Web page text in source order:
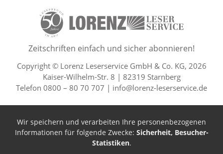
Leserservice
50 Lesefreude im Abo Jahre
Zeitschriften einfach und sicher abonnieren!
Copyright © Lorenz Leserservice GmbH & Co. KG, 2026
Kaiser-Wilhelm-Str. 8 | 82319 Starnberg
Telefon 0800 – 80 70 707 | info@lorenz-leserservice.de
Wir speichern und verarbeiten Ihre personenbezogenen
Informationen für folgende Zwecke: Sicherheit, Besucher-
Statistiken.